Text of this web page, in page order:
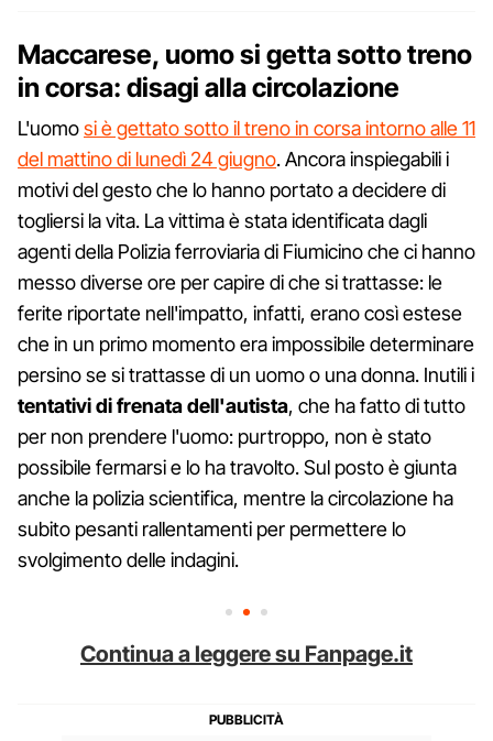
Maccarese, uomo si getta sotto treno
in corsa: disagi alla circolazione
L'uomosi è gettato sotto il treno in corsa intorno alle 11
del mattino di lunedì 24 giugno. Ancora inspiegabili i
motivi del gesto che lo hanno portato a decidere di
togliersi la vita. La vittima è stata identificata dagli
agenti della Polizia ferroviaria di Fiumicino che ci hanno
messo diverse ore per capire di che si trattasse: le
ferite riportate nell'impatto, infatti, erano così estese
che in un primo momento era impossibile determinare
persino se si trattasse di un uomo o una donna. Inutili i
tentativi di frenata dell'autista, che ha fatto di tutto
per non prendere l'uomo: purtroppo, non è stato
possibile fermarsi e lo ha travolto. Sul posto è giunta
anche la polizia scientifica, mentre la circolazione ha
subito pesanti rallentamenti per permettere lo
svolgimento delle indagini.
Continua a leggere su Fanpage.it